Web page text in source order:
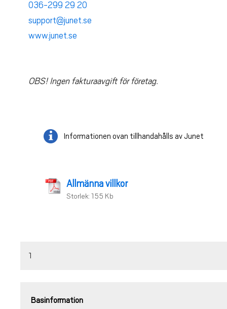
036-299 29 20
support@junet.se
www.junet.se
OBS! Ingen fakturaavgift för företag.
Informationen ovan tillhandahålls av Junet
Allmänna villkor
Storlek: 155 Kb
1
Basinformation